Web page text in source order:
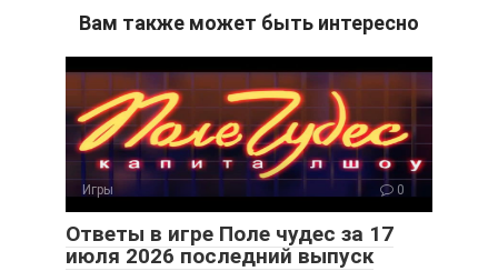
n
o
kl
a
ss
ni
ki
er e
gr
a
m
.R
u
Вам также может быть интересно
Игры 0
Ответы в игре Поле чудес за 17
июля 2026 последний выпуск